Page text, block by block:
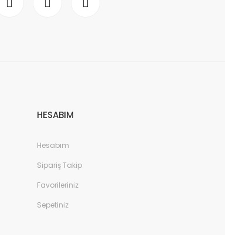
HESABIM
Hesabım
Sipariş Takip
Favorileriniz
Sepetiniz